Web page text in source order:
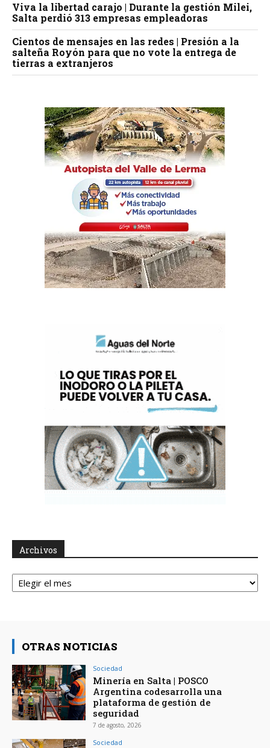
Viva la libertad carajo | Durante la gestión Milei,
Salta perdió 313 empresas empleadoras
Cientos de mensajes en las redes | Presión a la
salteña Royón para que no vote la entrega de
tierras a extranjeros
Archivos
Archivos
OTRAS NOTICIAS
Sociedad
Minería en Salta | POSCO
Argentina codesarrolla una
plataforma de gestión de
seguridad
7 de agosto, 2026
Sociedad